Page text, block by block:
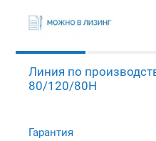
Линия по
80/120/80H
Гарантия